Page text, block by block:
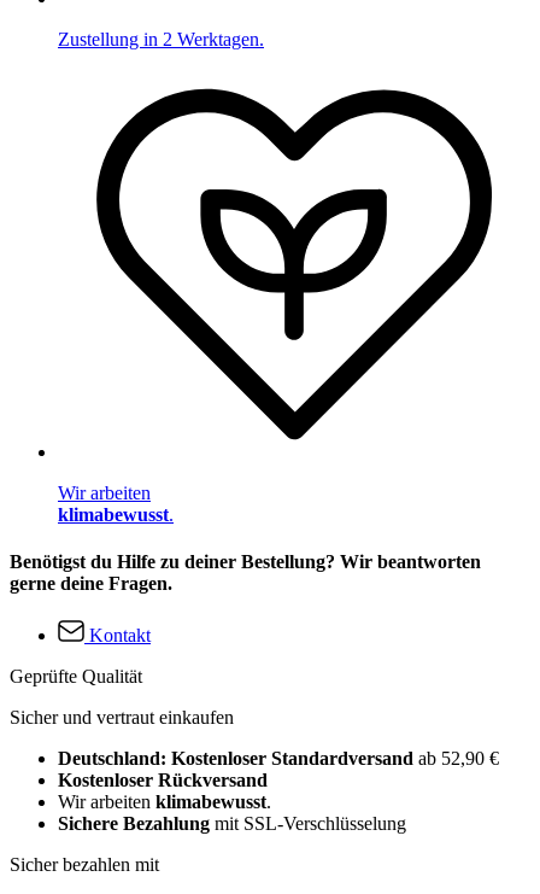
Zustellung in 2 Werktagen.
Wir arbeiten
klimabewusst.
Benötigst du Hilfe zu deiner Bestellung? Wir beantworten
gerne deine Fragen.
Kontakt
Geprüfte Qualität
Sicher und vertraut einkaufen
Deutschland: Kostenloser Standardversand ab 52,90 €
Kostenloser Rückversand
Wir arbeiten klimabewusst.
Sichere Bezahlung mit SSL-Verschlüsselung
Sicher bezahlen mit